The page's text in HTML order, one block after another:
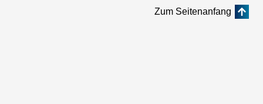
Zum Seitenanfang